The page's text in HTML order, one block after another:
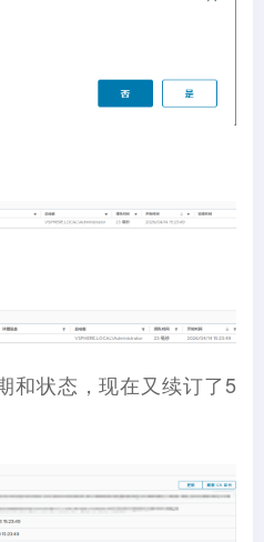
和状态，现在又续订了5